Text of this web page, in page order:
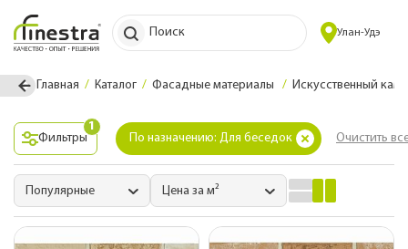
Поиск Улан-Удэ
Главная Каталог Фасадные материалы Искусственный
Фильтры
1
По назначению: Для беседок
Очистить
Популярные Цена за м²